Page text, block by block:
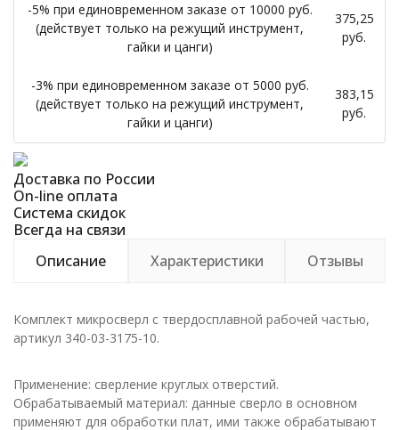
-5% при единовременном заказе от 10000 руб.
(действует только на режущий инструмент,
гайки и цанги)
375,25
руб.
-3% при единовременном заказе от 5000 руб.
(действует только на режущий инструмент,
гайки и цанги)
383,15
руб.
Доставка по России
On-line оплата
Система скидок
Всегда на связи
Описание
Характеристики Отзывы
Комплект микросверл с твердосплавной рабочей частью,
артикул 340-03-3175-10.
Применение: сверление круглых отверстий.
Обрабатываемый материал: данные сверло в основном
применяют для обработки плат, ими также обрабатывают